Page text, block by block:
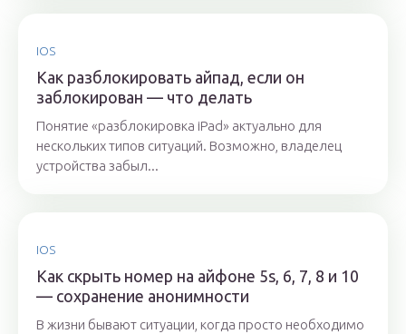
IOS
Как разблокировать айпад, если он
заблокирован — что делать
Понятие «разблокировка iPad» актуально для
нескольких типов ситуаций. Возможно, владелец
устройства забыл...
IOS
Как скрыть номер на айфоне 5s, 6, 7, 8 и 10
— сохранение анонимности
В жизни бывают ситуации, когда просто необходимо